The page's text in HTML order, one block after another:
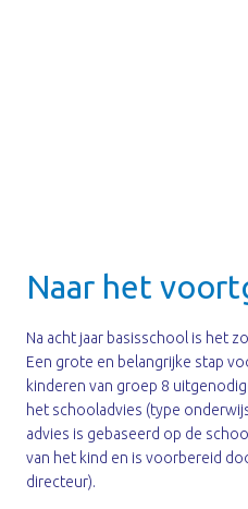
Naar het
Na acht jaar basisschool is het
Een grote en belangrijke stap
kinderen van groep 8
het schooladvies (type
advies is gebaseerd op de
van het kind en is voorbereid
directeur).